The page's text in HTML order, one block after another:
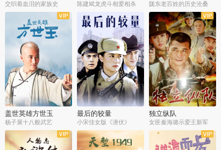
交织着血泪的家族史 陈建斌龙虎斗相爱相杀
陇东老百姓的历史沧桑
全36集
盖世英雄方世玉
杨子展十八般武艺
全28集
最后的较量
小宋佳女版《潜伏》
全44集
独立纵队
女匪秦海璐示爱王新军
全40集
全30集 全43集